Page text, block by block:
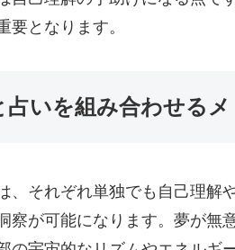
要となります。
占いを組み合わせる
、それぞれ単独でも自己理解
察が可能になります。夢が無